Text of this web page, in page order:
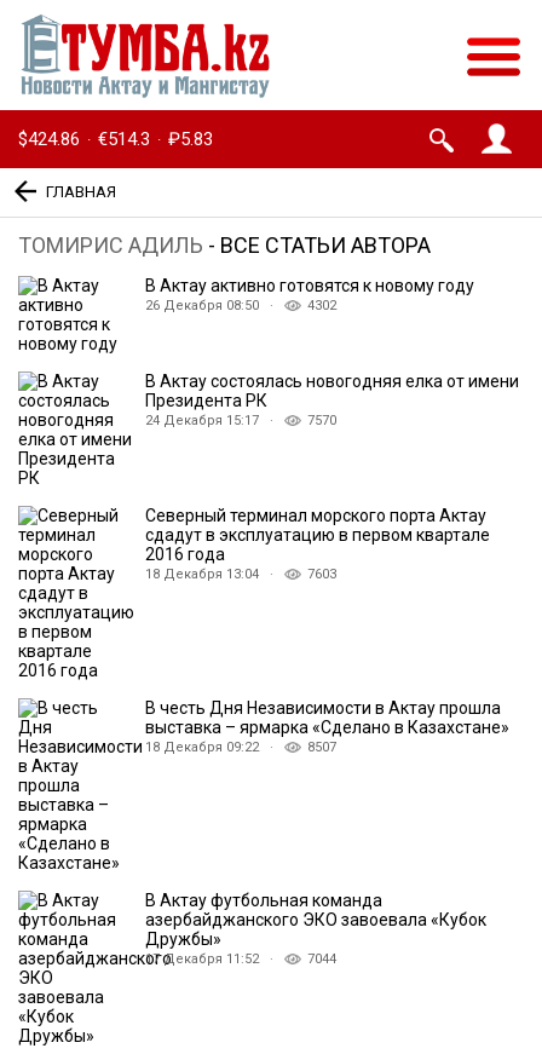
$424.86 · €514.3 · ₽5.83
ГЛАВНАЯ
ТОМИРИС АДИЛЬ - ВСЕ СТАТЬИ АВТОРА
В Актау активно готовятся к новому году
26 Декабря 08:50 · 4302
В Актау состоялась новогодняя елка от имени
Президента РК
24 Декабря 15:17 · 7570
Северный терминал морского порта Актау
сдадут в эксплуатацию в первом квартале
2016 года
18 Декабря 13:04 · 7603
В честь Дня Независимости в Актау прошла
выставка – ярмарка «Сделано в Казахстане»
18 Декабря 09:22 · 8507
В Актау футбольная команда
азербайджанского ЭКО завоевала «Кубок
Дружбы»
17 Декабря 11:52 · 7044